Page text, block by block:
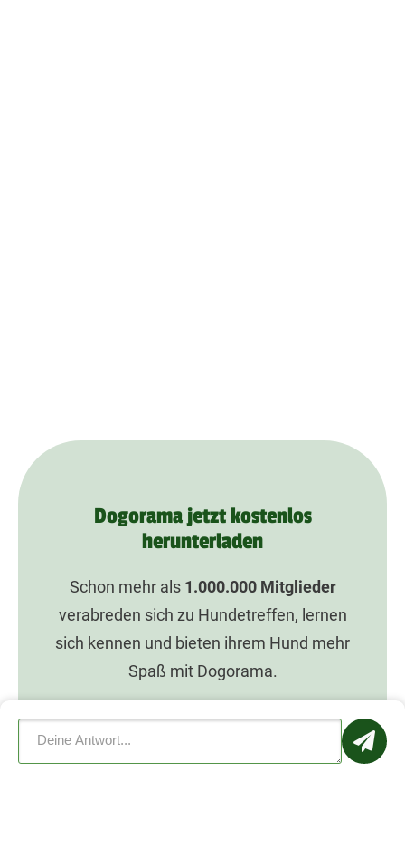
Dogorama jetzt kostenlos
herunterladen
Schon mehr als 1.000.000Mitglieder
verabreden sich zu Hundetreffen, lernen
sich kennen und bieten ihrem Hund mehr
Spaß mit Dogorama.